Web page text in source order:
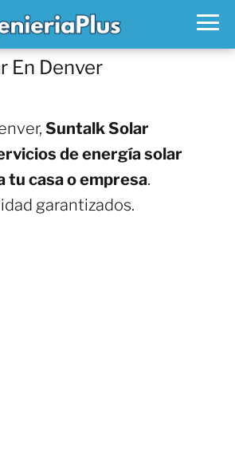
En Denver
Suntalk Solar
de energía solar
tu casa o empresa.
garantizados.